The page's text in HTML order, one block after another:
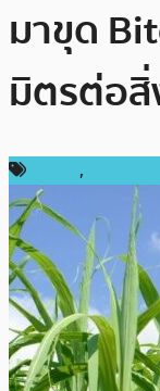
มาขุด
มิตรต่อ
,